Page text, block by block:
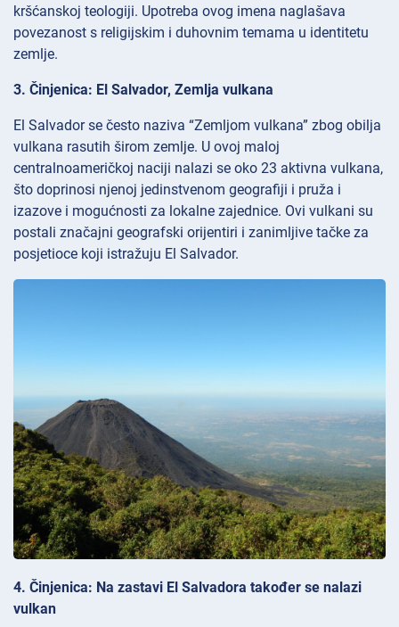
kršćanskoj teologiji. Upotreba ovog imena naglašava
povezanost s religijskim i duhovnim temama u identitetu
zemlje.
3. Činjenica: El Salvador, Zemlja vulkana
El Salvador se često naziva “Zemljom vulkana” zbog obilja
vulkana rasutih širom zemlje. U ovoj maloj
centralnoameričkoj naciji nalazi se oko 23 aktivna vulkana,
što doprinosi njenoj jedinstvenom geografiji i pruža i
izazove i mogućnosti za lokalne zajednice. Ovi vulkani su
postali značajni geografski orijentiri i zanimljive tačke za
posjetioce koji istražuju El Salvador.
4. Činjenica: Na zastavi El Salvadora također se nalazi
vulkan